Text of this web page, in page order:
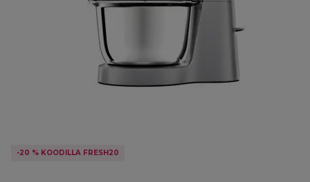
-20 % KOODILLA FRESH20